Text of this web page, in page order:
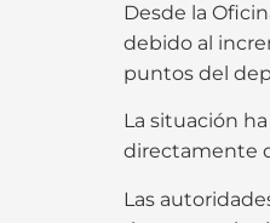
Desde la
debido al
puntos del
La situación
directamente
Las